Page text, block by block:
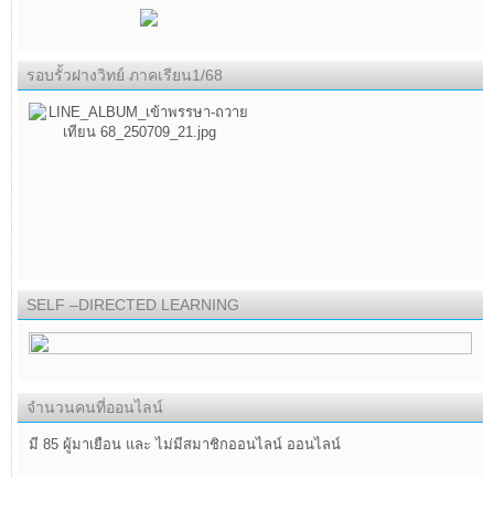
รอบรั้วฝางวิทย์ ภาคเรียน1/68
SELF –DIRECTED LEARNING
จำนวนคนที่ออนไลน์
มี 85 ผู้มาเยือน และ ไม่มีสมาชิกออนไลน์ ออนไลน์